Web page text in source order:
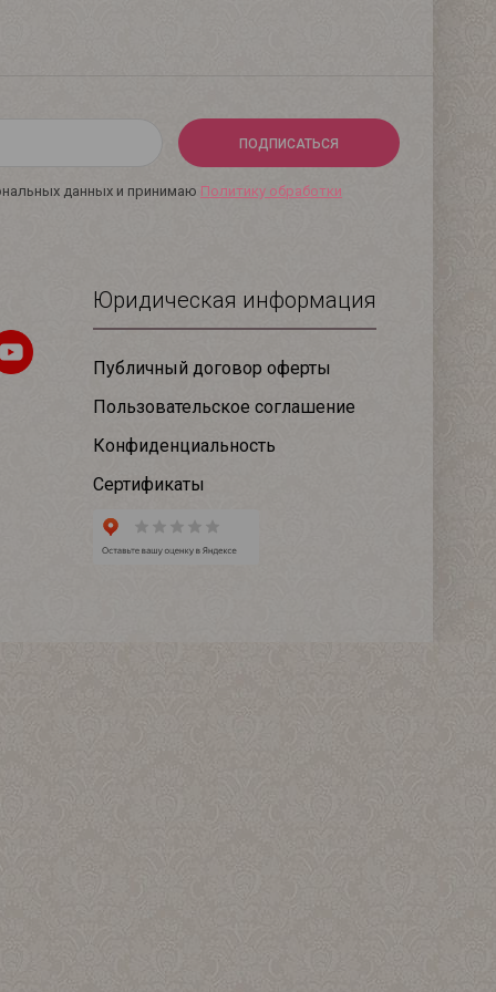
ПОДПИСАТЬСЯ
данных и принимаю Политику обработки
Юридическая информация
Публичный договор оферты
Пользовательское соглашение
Конфиденциальность
Сертификаты